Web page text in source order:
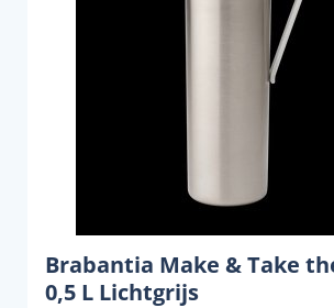
Brabantia Make & Take
0,5 L Lichtgrijs